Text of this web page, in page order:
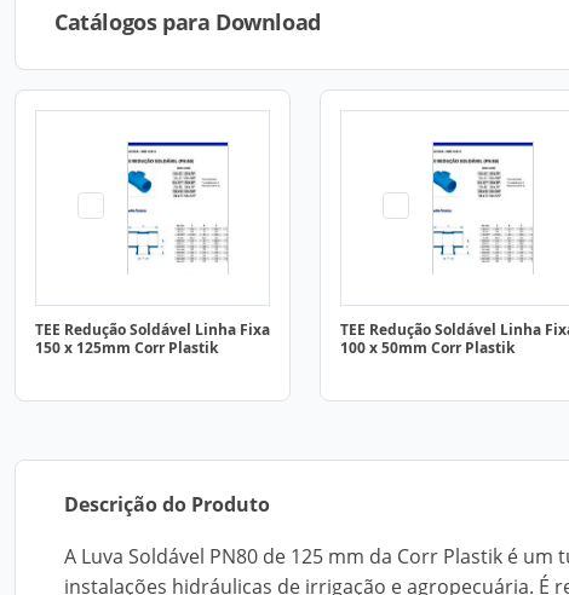
Catálogos para Download
TEE Redução Soldável Linha Fixa
150 x 125mm Corr Plastik
TEE Redução Soldável Linha
100 x 50mm Corr Plastik
Descrição do Produto
A Luva Soldável PN80 de 125 mm da Corr Plastik é
instalações hidráulicas de irrigação e agropecuária. É